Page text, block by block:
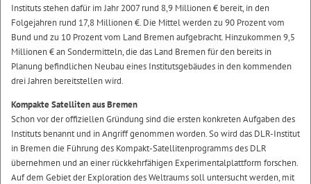
Instituts stehen dafür im Jahr 2007 rund 8,9 Millionen € bereit, in den
Folgejahren rund 17,8 Millionen €. Die Mittel werden zu 90 Prozent vom
Bund und zu 10 Prozent vom Land Bremen aufgebracht. Hinzukommen 9,5
Millionen € an Sondermitteln, die das Land Bremen für den bereits in
Planung befindlichen Neubau eines Institutsgebäudes in den kommenden
drei Jahren bereitstellen wird.
Kompakte Satelliten aus Bremen
Schon vor der offiziellen Gründung sind die ersten konkreten Aufgaben des
Instituts benannt und in Angriff genommen worden. So wird das DLR-Institut
in Bremen die Führung des Kompakt-Satellitenprogramms des DLR
übernehmen und an einer rückkehrfähigen Experimentalplattform forschen.
Auf dem Gebiet der Exploration des Weltraums soll untersucht werden, mit